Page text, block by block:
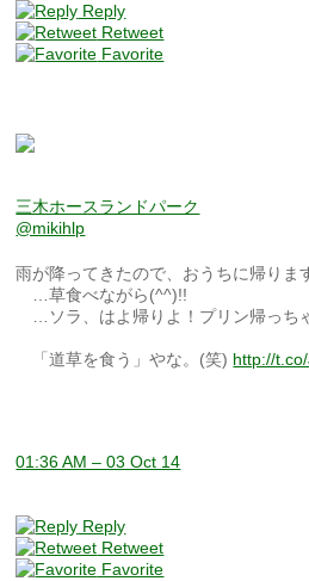
Reply
Retweet
Favorite
三木ホースランドパーク
@mikihlp
雨が降ってきたので、おうちに帰りま
…草食べながら(^^)!!
…ソラ、はよ帰りよ！プリン帰っち
「道草を食う」やな。(笑) http://
01:36 AM – 03 Oct 14
Reply
Retweet
Favorite